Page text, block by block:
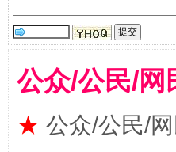
揭批美国五大"原
公众/公民/网
★ 公众/公民/